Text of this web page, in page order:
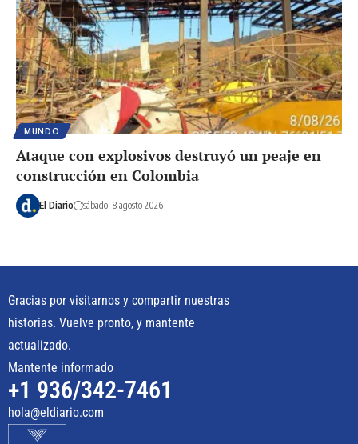
MUNDO
Ataque con explosivos destruyó un peaje en
construcción en Colombia
El Diario sábado, 8 agosto 2026
Gracias por visitarnos y compartir nuestras
historias. Vuelve pronto, y mantente
actualizado.
Mantente informado
+1 936/342-7461
hola@eldiario.com